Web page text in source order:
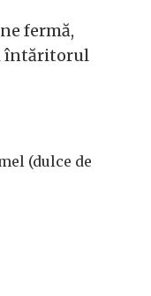
fermă,
întăritorul
(dulce de